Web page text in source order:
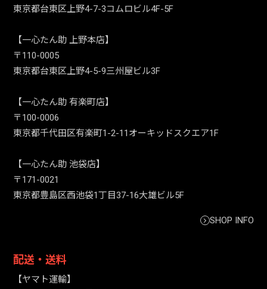
東京都台東区上野4-7-3コムロビル4F-5F
【一心たん助 上野本店】
〒110-0005
東京都台東区上野4-5-9三州屋ビル3F
【一心たん助 有楽町店】
〒100-0006
東京都千代田区有楽町1-2-11オーキッドスクエア1F
【一心たん助 池袋店】
〒171-0021
東京都豊島区西池袋1丁目37-16大雄ビル5F
SHOP INFO
配送・送料
【ヤマト運輸】